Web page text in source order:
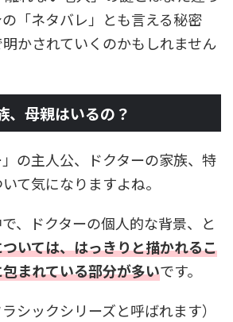
「ネタバレ」とも言える秘密
かされていくのかもしれません
、母親はいるの？
」の主人公、ドクターの家族、特
て気になりますよね。
、ドクターの個人的な背景、と
いては、はっきりと描かれるこ
まれている部分が多いです。
シックシリーズと呼ばれます）